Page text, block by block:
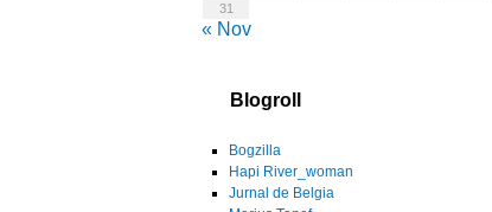
31
« Nov
Blogroll
Bogzilla
Hapi River_woman
Jurnal de Belgia